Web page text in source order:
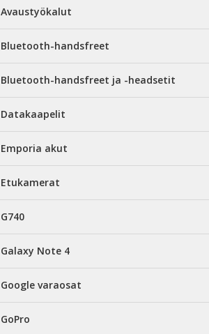
Avaustyökalut
Bluetooth-handsfreet
Bluetooth-handsfreet ja -headsetit
Datakaapelit
Emporia akut
Etukamerat
G740
Galaxy Note 4
Google varaosat
GoPro